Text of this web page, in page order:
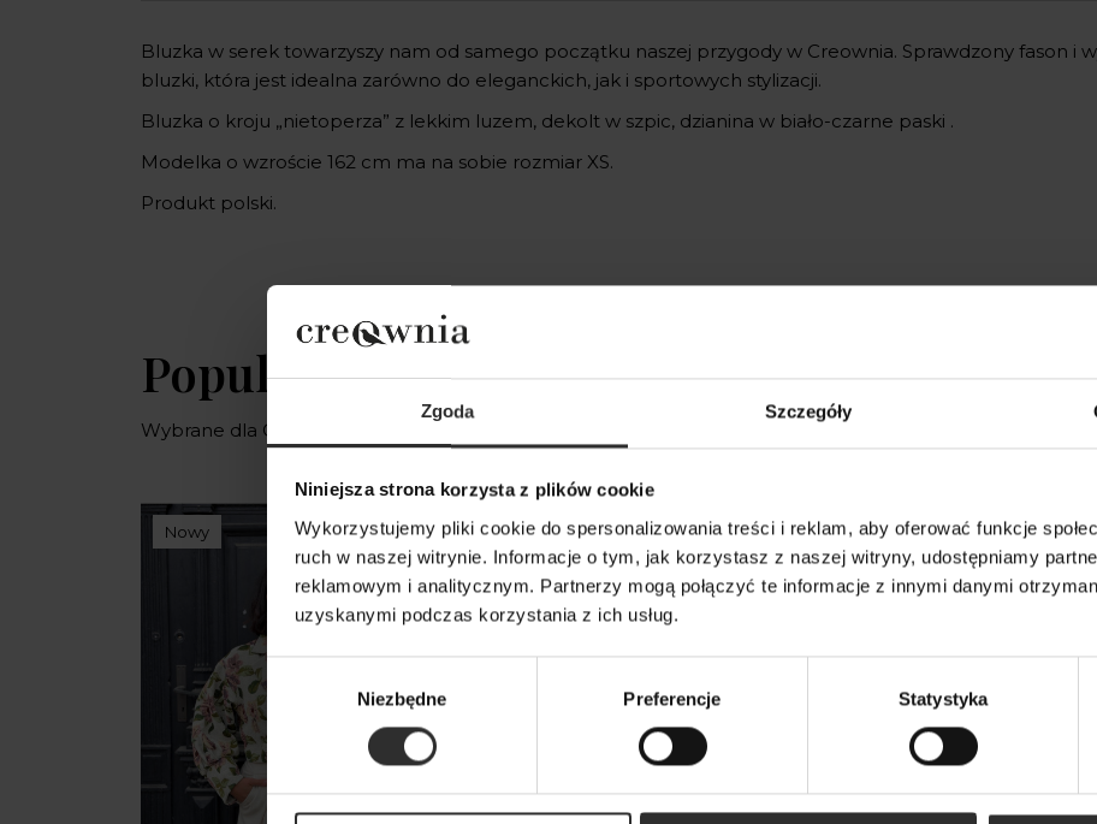
Zgoda Szczegóły
Niniejsza strona korzysta z plików cookie
Wykorzystujemy pliki cookie do spersonalizowania treści i reklam, aby oferować funkcje
ruch w naszej witrynie. Informacje o tym, jak korzystasz z naszej witryny, udostępniamy
reklamowym i analitycznym. Partnerzy mogą połączyć te informacje z innymi danymi
uzyskanymi podczas korzystania z ich usług.
Niezbędne Preferencje Statystyka
Bluzka w serek towarzyszy nam od samego początku naszej przygody w Creownia. Sprawdzony fason i
bluzki, która jest idealna zarówno do eleganckich, jak i sportowych stylizacji.
Bluzka o kroju „nietoperza” z lekkim luzem, dekolt w szpic, dzianina w biało-czarne paski .
Modelka o wzroście 162 cm ma na sobie rozmiar XS.
Produkt polski.
Popularne produkty
Wybrane dla Ciebie z sercem i charakterem
Nowy